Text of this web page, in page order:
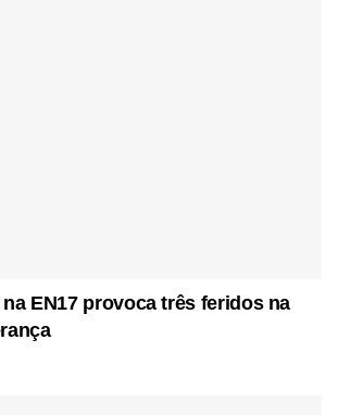
EN17 provoca três feridos na